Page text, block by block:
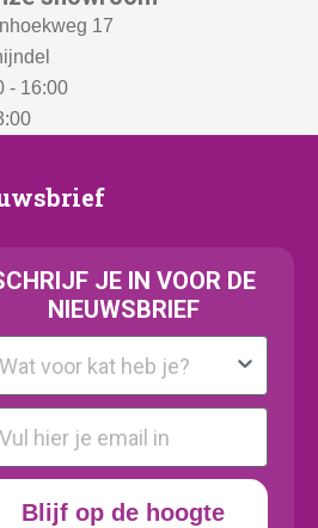
17
- 16:00
JE IN VOOR DE
NIEUWSBRIEF
Blijf op de hoogte